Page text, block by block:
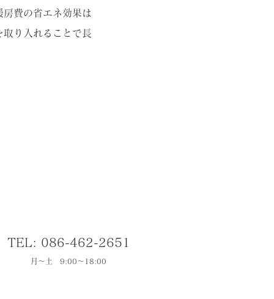
費の省エネ効果は
り入れることで長
TEL: 086-462-2651
月～土 9:00～18:00